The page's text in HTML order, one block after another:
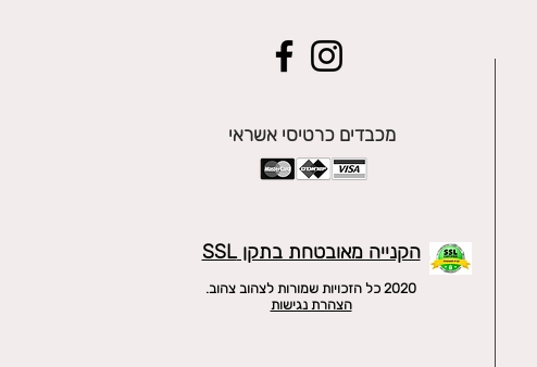
מכבדים כרטיסי אשראי
הקנייה מאובטחת בתקן SSL
2020 כל הזכויות שמורות לצהוב צהוב.
הצהרת נגישות